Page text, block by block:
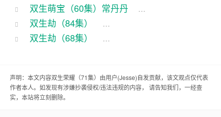
这俩人从小就一起长大，那感情，那可真是铁哥们
儿，铁姐妹儿。后来，大壮和小芳各自考上了城里
的大学，那可是咱村子里的大喜事啊。俩人学成归
都能过上好日子。
这不，双生荣耀就应运而生了。大壮和小芳联手，
双生萌宝（60集）常丹丹
...
双生劫（84集）
...
双生劫（68集）
...
声明：本文内容双生荣耀（71集）由用户(Jesse)自发贡献，该文观点仅代表
作者本人。如发现有涉嫌抄袭侵权/违法违规的内容， 请告知我们，一经查
实，本站将立刻删除。